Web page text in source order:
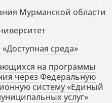
Мурманской области
среда»
на программы
через Федеральную
систему «Единый
услуг»